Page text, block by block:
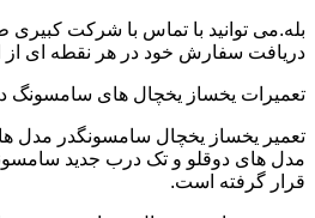
بله.می توانید با تماس با شرکت
دریافت سفارش خود در هر نقطه ای از
تعمیرات یخساز یخچال های سامسونگ
تعمیر یخساز یخچال سامسونگدر مدل
مدل های دوقلو و تک درب جدید
قرار گرفته است.